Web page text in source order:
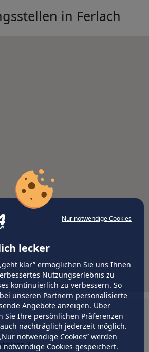
Nur notwendige Cookies
lecker
klar” ermöglichen Sie uns Ihnen
Nutzungserlebnis zu
kontinuierlich zu verbessern. So
unseren Partnern personalisierte
Angebote anzeigen. Über
Sie Ihre persönlichen Präferenzen
nachträglich jederzeit möglich.
notwendige Cookies” werden
Cookies gespeichert.
in Ferlach
3